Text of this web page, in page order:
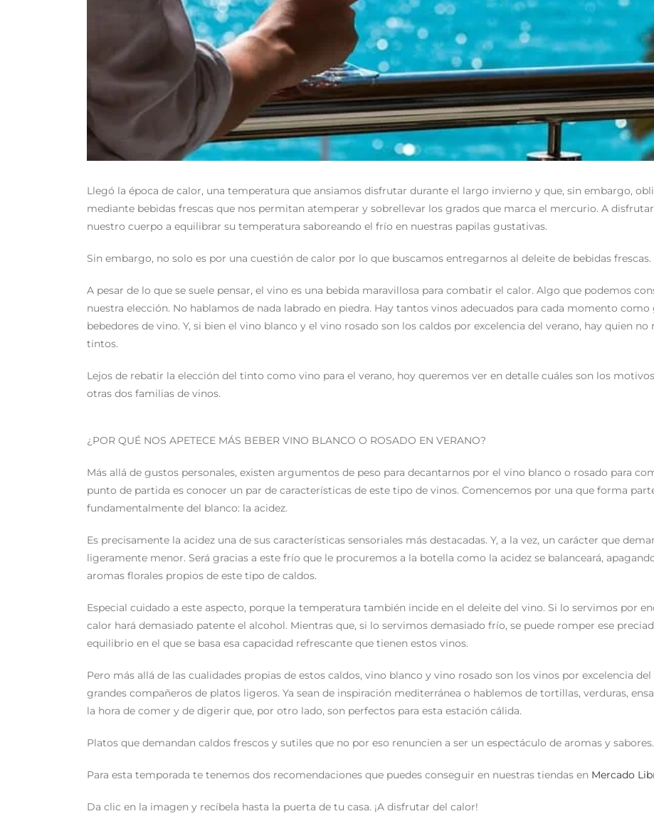
Llegó la época de calor, una temperatura que ansiamos disfrutar durante el largo invierno y que, sin embargo,
mediante bebidas frescas que nos permitan atemperar y sobrellevar los grados que marca el mercurio. A
nuestro cuerpo a equilibrar su temperatura saboreando el frío en nuestras papilas gustativas.
Sin embargo, no solo es por una cuestión de calor por lo que buscamos entregarnos al deleite de bebidas frescas.
A pesar de lo que se suele pensar, el vino es una bebida maravillosa para combatir el calor. Algo que podemos
nuestra elección. No hablamos de nada labrado en piedra. Hay tantos vinos adecuados para cada momento
bebedores de vino. Y, si bien el vino blanco y el vino rosado son los caldos por excelencia del verano, hay quien
tintos.
Lejos de rebatir la elección del tinto como vino para el verano, hoy queremos ver en detalle cuáles son los
otras dos familias de vinos.
¿POR QUÉ NOS APETECE MÁS BEBER VINO BLANCO O ROSADO EN VERANO?
Más allá de gustos personales, existen argumentos de peso para decantarnos por el vino blanco o rosado para
punto de partida es conocer un par de características de este tipo de vinos. Comencemos por una que forma
fundamentalmente del blanco: la acidez.
Es precisamente la acidez una de sus características sensoriales más destacadas. Y, a la vez, un carácter que
ligeramente menor. Será gracias a este frío que le procuremos a la botella como la acidez se balanceará,
aromas florales propios de este tipo de caldos.
Especial cuidado a este aspecto, porque la temperatura también incide en el deleite del vino. Si lo servimos por
calor hará demasiado patente el alcohol. Mientras que, si lo servimos demasiado frío, se puede romper ese
equilibrio en el que se basa esa capacidad refrescante que tienen estos vinos.
Pero más allá de las cualidades propias de estos caldos, vino blanco y vino rosado son los vinos por excelencia
grandes compañeros de platos ligeros. Ya sean de inspiración mediterránea o hablemos de tortillas, verduras,
la hora de comer y de digerir que, por otro lado, son perfectos para esta estación cálida.
Platos que demandan caldos frescos y sutiles que no por eso renuncien a ser un espectáculo de aromas y sabores.
Para esta temporada te tenemos dos recomendaciones que puedes conseguir en nuestras tiendas en Mercado
Da clic en la imagen y recíbela hasta la puerta de tu casa. ¡A disfrutar del calor!